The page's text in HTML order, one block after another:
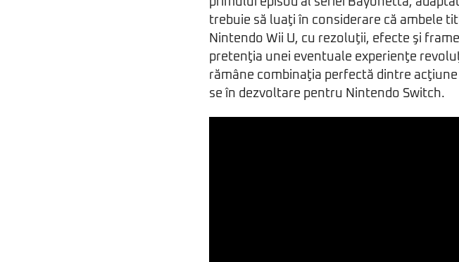
trebuie să luaţi în considerare că ambele
Nintendo Wii U, cu rezoluţii, efecte şi
pretenţia unei eventuale experienţe
rămâne combinaţia perfectă dintre
se în dezvoltare pentru Nintendo Switch.